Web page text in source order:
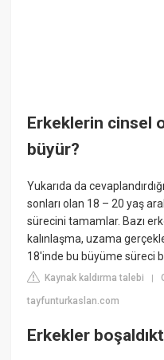
Erkeklerin cinsel
büyür?
Yukarıda da
sonları olan 18 – 20 yaş
sürecini tamamlar. Bazı
kalınlaşma, uzama
18'inde bu büyüme süreci
Kaynak kaldırma talebi |
tayfunturkaslan.com
Erkekler